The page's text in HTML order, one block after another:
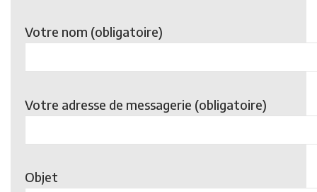
Votre nom (obligatoire)
Votre adresse de messagerie (obligatoire)
Objet